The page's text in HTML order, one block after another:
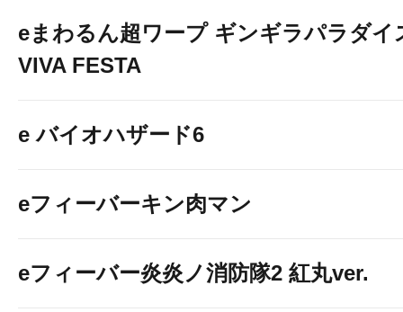
eまわるん超ワープ ギンギラパラダイ
VIVA FESTA
e バイオハザード6
eフィーバーキン肉マン
eフィーバー炎炎ノ消防隊2 紅丸ver.